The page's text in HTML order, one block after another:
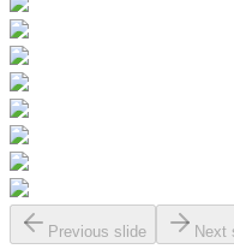
Previous slide Next